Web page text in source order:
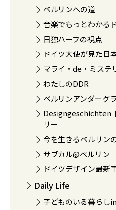
ベルリンへの道
音楽でもっとわかる
日独ハーフの視点
ドイツ大使が見た日
マライ・de・ミステ
わたしのDDR
ベルリンアンダーグ
Designgeschichten
リー
今を生きるベルリン
サブカル@ベルリン
ドイツデザイン最新
Daily Life
子どものいる暮らし